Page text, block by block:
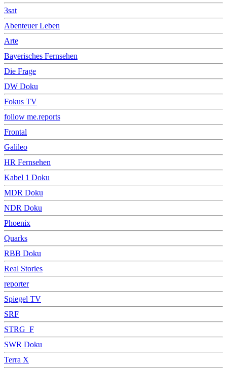
3sat
Abenteuer Leben
Arte
Bayerisches Fernsehen
Die Frage
DW Doku
Fokus TV
follow me.reports
Frontal
Galileo
HR Fernsehen
Kabel 1 Doku
MDR Doku
NDR Doku
Phoenix
Quarks
RBB Doku
Real Stories
reporter
Spiegel TV
SRF
STRG_F
SWR Doku
Terra X